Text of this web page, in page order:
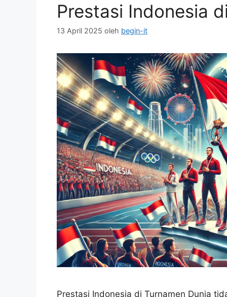
Prestasi Indonesia
13 April 2025 oleh begin-it
Prestasi Indonesia di Turnamen Dunia